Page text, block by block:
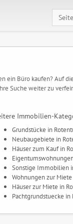
ein Büro kaufen? Auf
Suche weiter zu
Immobilien-
Grundstücke in
Neubaugebiete in
Häuser zum Kauf in
Sonstige Immobilien
Wohnungen zur
Häuser zur Miete in
Pachtgrundstuecke in